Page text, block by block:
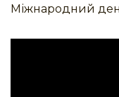
Міжнародний